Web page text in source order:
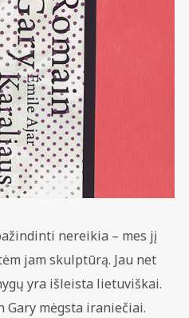
Didžiosios
InKnygos by
nereikia – mes jį
jam skulptūrą. Jau net
yra išleista lietuviškai.
Gary mėgsta iraniečiai.